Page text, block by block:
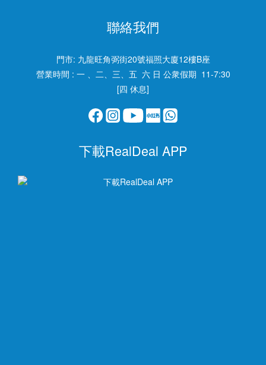
聯絡我們
門市: 九龍旺角弼街20號福照大廈12樓B座
營業時間 : 一 、二、三、五 六 日 公衆假期 11-7:30
[四 休息]
下載RealDeal APP